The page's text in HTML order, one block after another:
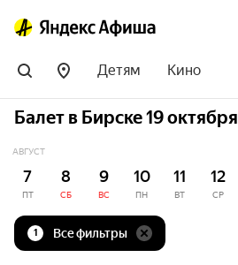
Детям Кино
Балет в Бирске 19 октября
АВГУСТ
7
ПТ
8
СБ
9
ВС
10
ПН
11
ВТ
12
СР
1 Все фильтры